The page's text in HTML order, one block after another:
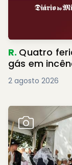
R. Quatro
gás em
2 agosto 2026